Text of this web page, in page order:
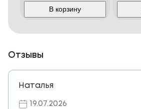
В корзину
Отзывы
Наталья
19.07.2026